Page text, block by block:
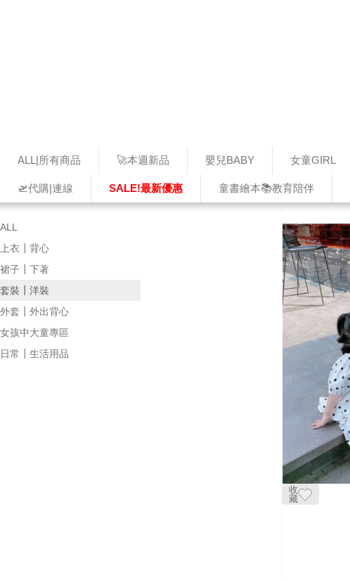
ALL|所有商品 🚀本週新品 嬰兒BABY 女童GIRL
🛫代購|連線 SALE!最新優惠 童書繪本📚教育陪伴
ALL
上衣┃背心
裙子┃下著
套裝┃洋裝
外套┃外出背心
女孩中大童專區
日常┃生活用品
收
藏